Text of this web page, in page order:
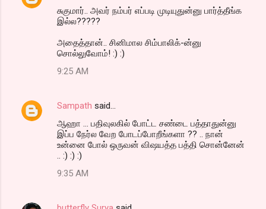
சுகுமார்.. அவர் நம்பர் எப்படி முடியுதுன்னு பார்த்தீங்க
இல்ல?????
அதைத்தான்.. சினிமால சிம்பாலிக்-ன்னு
சொல்லுவோம்! :) :)
9:25 AM
Sampath said…
ஆஹா ... பதிவுலகில் போட்ட சண்டை பத்தாதுன்னு
இப்ப நேர்ல வேற போடப்போறீங்களா ?? .. நான்
உன்னை போல் ஒருவன் விஷயத்த பத்தி சொன்னேன்
.. :) :) :)
9:35 AM